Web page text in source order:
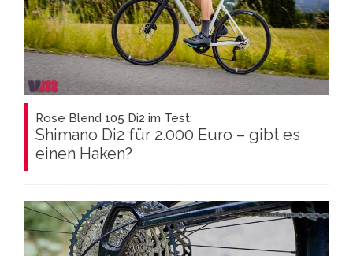
Rose Blend 105 Di2 im Test:
Shimano Di2 für 2.000 Euro – gibt es
einen Haken?